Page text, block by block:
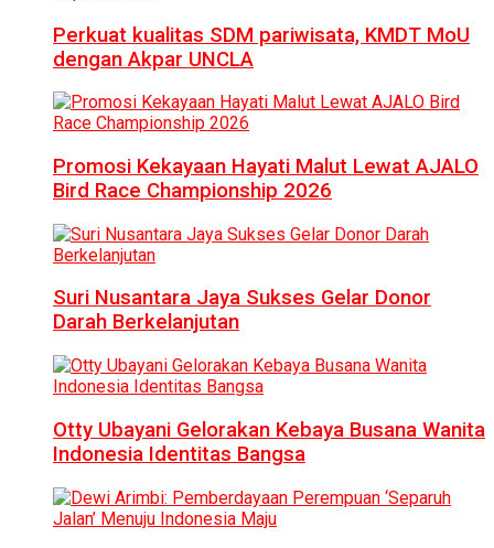
Perkuat kualitas SDM pariwisata, KMDT MoU
dengan Akpar UNCLA
Promosi Kekayaan Hayati Malut Lewat AJALO
Bird Race Championship 2026
Suri Nusantara Jaya Sukses Gelar Donor
Darah Berkelanjutan
Otty Ubayani Gelorakan Kebaya Busana Wanita
Indonesia Identitas Bangsa